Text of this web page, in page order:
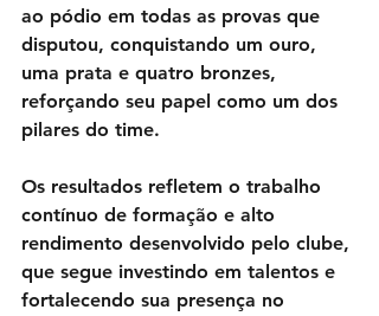
ao pódio em todas as provas que
disputou, conquistando um ouro,
uma prata e quatro bronzes,
reforçando seu papel como um dos
pilares do time.
Os resultados refletem o trabalho
contínuo de formação e alto
rendimento desenvolvido pelo clube,
que segue investindo em talentos e
fortalecendo sua presença no